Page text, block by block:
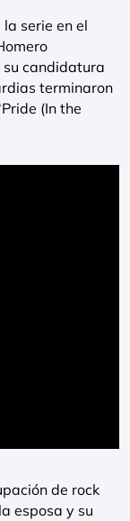
serie en el
candidatura
terminaron
(In the
de rock
esposa y su